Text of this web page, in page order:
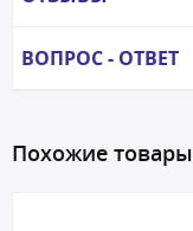
ВОПРОС - ОТВЕТ
Похожие товары